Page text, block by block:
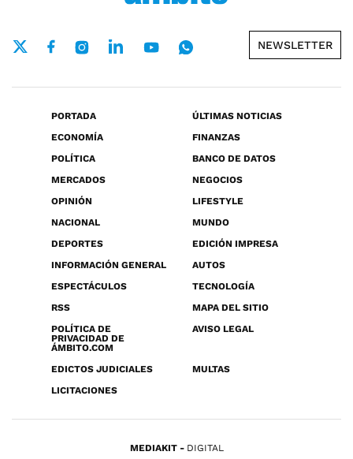
NEWSLETTER
PORTADA
ÚLTIMAS NOTICIAS
ECONOMÍA
FINANZAS
POLÍTICA
BANCO DE DATOS
MERCADOS
NEGOCIOS
OPINIÓN
LIFESTYLE
NACIONAL
MUNDO
DEPORTES
EDICIÓN IMPRESA
INFORMACIÓN GENERAL
AUTOS
ESPECTÁCULOS
TECNOLOGÍA
RSS
MAPA DEL SITIO
POLÍTICA DE
PRIVACIDAD DE
ÁMBITO.COM
AVISO LEGAL
EDICTOS JUDICIALES
MULTAS
LICITACIONES
MEDIAKIT DIGITAL